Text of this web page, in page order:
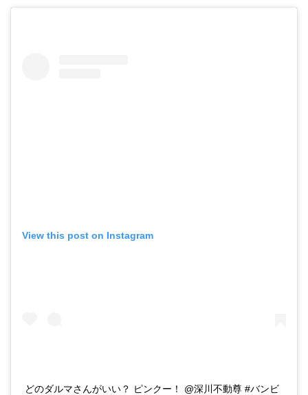
View this post on Instagram
どのダルマさんがいい？ ピンクー！ @深川不動尊 #バンビ